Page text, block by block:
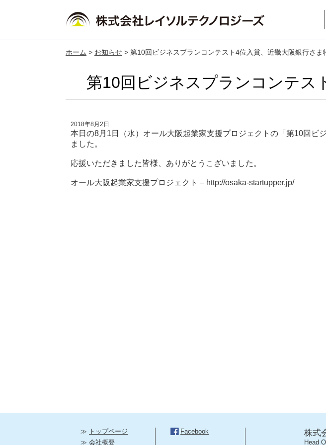
ホーム > お知らせ > 第10回ビジネスプランコンテスト4位入賞、近畿大阪銀行さま
第10回ビジネスプランコンテス
2018年8月2日
本日の8月1日（水）オール大阪起業家支援プロジェクトの「 第10回ビ
ました。
応援いただきました皆様、ありがとうこざいました。
オール大阪起業家支援プロジェクト – http://osaka-startupper.jp/
≫ トップページ
≫ 会社概要
Facebook 株式
Head